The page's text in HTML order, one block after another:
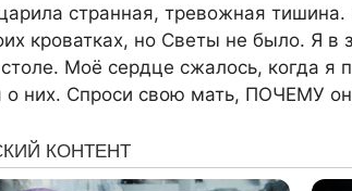
странная, тревожная
кроватках, но Светы не было. Я в
столе. Моё сердце сжалось, когда я
о них. Спроси свою мать, ПОЧЕМУ